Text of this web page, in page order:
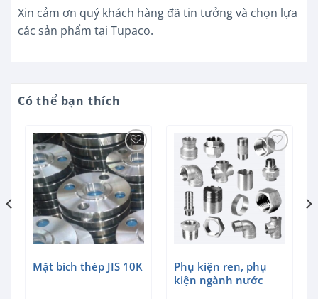
Xin cảm ơn quý khách hàng đã tin tưởng và chọn lựa
các sản phẩm tại Tupaco.
Có thể bạn thích
Mặt bích thép JIS 10K
Phụ kiện ren, phụ
kiện ngành nước